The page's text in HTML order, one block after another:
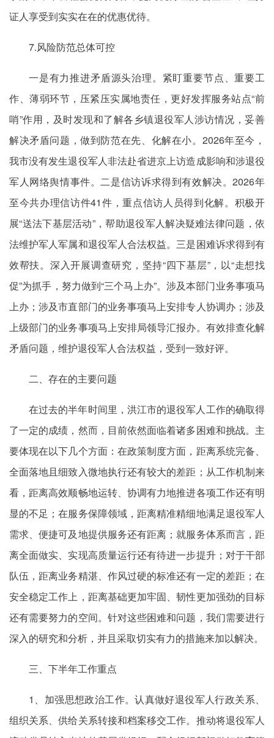
证人享受到实实在在的优惠优待。
7.风险防范总体可控
一是有力推进矛盾源头治理。紧盯重要节点、重要工
作、薄弱环节，压紧压实属地责任，更好发挥服务站点“前
哨”作用，及时发现和了解各乡镇退役军人涉访情况，妥善
解决矛盾问题，做到防范在先、化解在小。2026年至今，
我市没有发生退役军人非法赴省进京上访造成影响和涉退役
军人网络舆情事件。二是信访诉求得到有效解决。2026年
至今共办理信访件41件，重点信访人员得到化解。积极开
展“送法下基层活动”，帮助退役军人解决疑难法律问题，依
法维护军人军属和退役军人合法权益。三是困难诉求得到有
效帮扶。深入开展调查研究，坚持“四下基层”，以“走想找
促”为抓手，努力做到“三个马上办”。涉及本部门业务事项马
上办；涉及市直部门的业务事项马上安排专人协调办；涉及
上级部门的业务事项马上安排局领导汇报办。有效排查化解
矛盾问题，维护退役军人合法权益，受到一致好评。
二、存在的主要问题
在过去的半年时间里，洪江市的退役军人工作的确取得
了一定的成绩，然而，目前依然面临着诸多困难和挑战。主
要体现在以下几个方面：在政策制度方面，距离系统完备、
全面落地且细致入微地执行还有较大的差距；从工作机制来
看，距离高效顺畅地运转、协调有力地推进各项工作还有明
显的不足；在服务保障领域，距离精准精细地满足退役军人
需求、便捷可及地提供服务还有距离；就服务体系而言，距
离全面做实、实现高质量运行还有待进一步提升；对于干部
队伍，距离业务精湛、作风过硬的标准还有一定的差距；在
安全稳定工作上，距离基础更加牢固、韧性更加强劲的目标
还有需要努力的空间。针对这些困难和问题，我们需要进行
深入的研究和分析，并且采取切实有力的措施来加以解决。
三、下半年工作重点
1、加强思想政治工作。认真做好退役军人行政关系、
组织关系、供给关系转接和档案移交工作。推动将退役军人